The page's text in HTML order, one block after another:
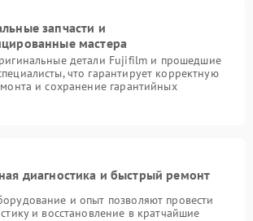
запчасти и
мастера
детали Fujifilm и прошедшие
что гарантирует корректную
и сохранение гарантийных
диагностика и быстрый ремонт
и опыт позволяют провести
и восстановление в кратчайшие